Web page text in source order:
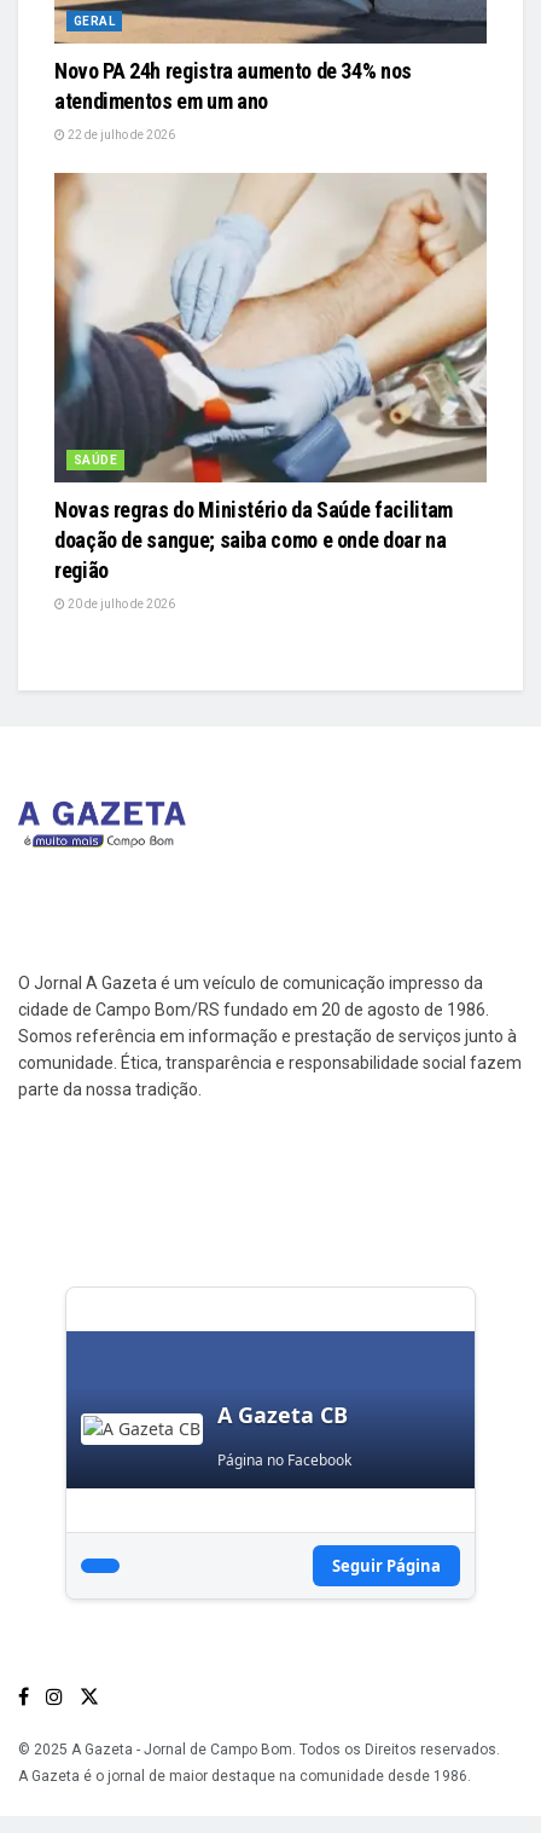
GERAL
Novo PA 24h registra aumento de 34% nos
atendimentos em um ano
22 de julho de 2026
SAÚDE
Novas regras do Ministério da Saúde facilitam
doação de sangue; saiba como e onde doar na
região
20 de julho de 2026
O Jornal A Gazeta é um veículo de comunicação impresso da
cidade de Campo Bom/RS fundado em 20 de agosto de 1986.
Somos referência em informação e prestação de serviços junto à
comunidade. Ética, transparência e responsabilidade social fazem
parte da nossa tradição.
A Gazeta CB
Página no Facebook
Seguir Página
© 2025 A Gazeta - Jornal de Campo Bom. Todos os Direitos reservados.
A Gazeta é o jornal de maior destaque na comunidade desde 1986.